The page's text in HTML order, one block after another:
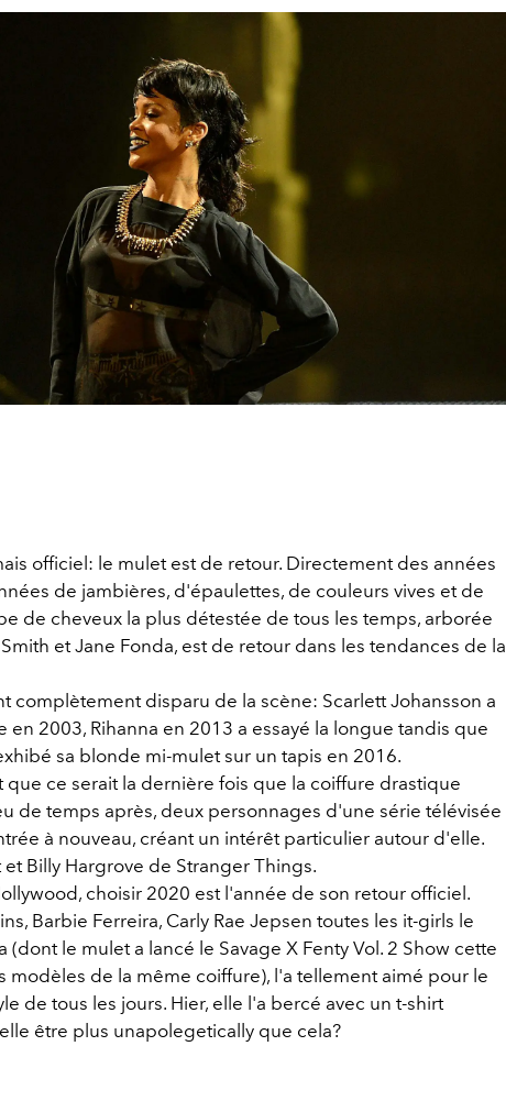
officiel: le mulet est de retour. Directement des années
de jambières, d'épaulettes, de couleurs vives et de
de cheveux la plus détestée de tous les temps, arborée
et Jane Fonda, est de retour dans les tendances de la
complètement disparu de la scène: Scarlett Johansson a
en 2003, Rihanna en 2013 a essayé la longue tandis que
sa blonde mi-mulet sur un tapis en 2016.
que ce serait la dernière fois que la coiffure drastique
de temps après, deux personnages d'une série télévisée
à nouveau, créant un intérêt particulier autour d'elle.
Billy Hargrove de Stranger Things.
choisir 2020 est l'année de son retour officiel.
Barbie Ferreira, Carly Rae Jepsen toutes les it-girls le
(dont le mulet a lancé le Savage X Fenty Vol. 2 Show cette
modèles de la même coiffure), l'a tellement aimé pour le
de tous les jours. Hier, elle l'a bercé avec un t-shirt
être plus unapolegetically que cela?